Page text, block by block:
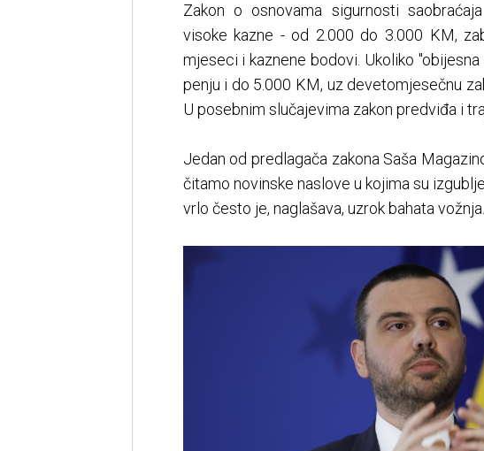
Zakon o osnovama sigurnosti
visoke kazne - od 2.000 do 3.000 KM,
mjeseci i kaznene bodovi. Ukoliko
penju i do 5.000 KM, uz devetomjesečnu
U posebnim slučajevima zakon predviđa i
Jedan od predlagača zakona Saša
čitamo novinske naslove u kojima su
vrlo često je, naglašava, uzrok bahata vožnja.